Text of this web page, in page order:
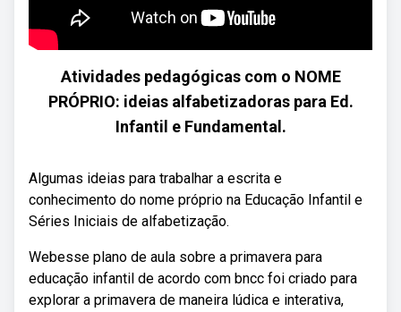
Atividades pedagógicas com o NOME
PRÓPRIO: ideias alfabetizadoras para Ed.
Infantil e Fundamental.
Algumas ideias para trabalhar a escrita e
conhecimento do nome próprio na Educação Infantil e
Séries Iniciais de alfabetização.
Webesse plano de aula sobre a primavera para
educação infantil de acordo com bncc foi criado para
explorar a primavera de maneira lúdica e interativa,